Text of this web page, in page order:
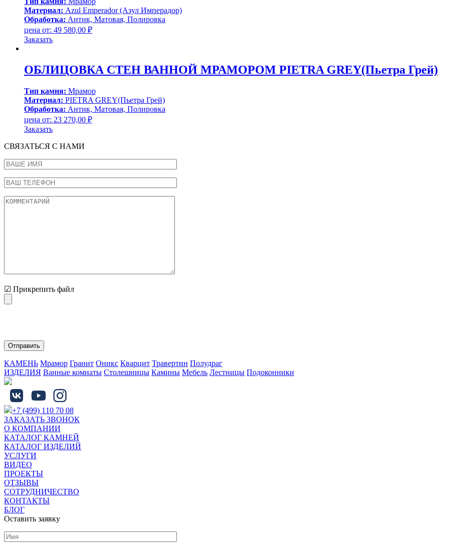
Материал: Azul Emperador (Азул Имперадор)
Обработка: Антик, Матовая, Полировка
цена от: 49 580,00 ₽
Заказать
ОБЛИЦОВКА СТЕН ВАННОЙ МРАМОРОМ PIETRA GREY(Пьетра Грей)
Тип камня: Мрамор
Материал: PIETRA GREY(Пьетра Грей)
Обработка: Антик, Матовая, Полировка
цена от: 23 270,00 ₽
Заказать
СВЯЗАТЬСЯ С НАМИ
☑ Прикрепить файл
КАМЕНЬ Мрамор Гранит Оникс Кварцит Травертин Полудраг
ИЗДЕЛИЯ Ванные комнаты Столешницы Камины Мебель Лестницы Подоконники
+7 (499) 110 70 08
ЗАКАЗАТЬ ЗВОНОК
О КОМПАНИИ
КАТАЛОГ КАМНЕЙ
КАТАЛОГ ИЗДЕЛИЙ
УСЛУГИ
ВИДЕО
ПРОЕКТЫ
ОТЗЫВЫ
СОТРУДНИЧЕСТВО
КОНТАКТЫ
БЛОГ
Оставить заявку